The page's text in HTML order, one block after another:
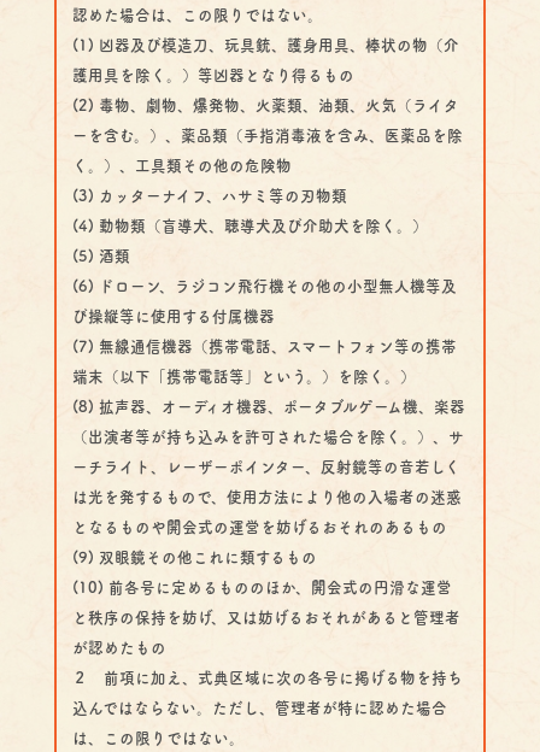
認めた場合は、この限りではない。
(1) 凶器及び模造刀、玩具銃、護身用具、棒状の物（介
護用具を除く。）等凶器となり得るもの
(2) 毒物、劇物、爆発物、火薬類、油類、火気（ライタ
ーを含む。）、薬品類（手指消毒液を含み、医薬品を除
く。）、工具類その他の危険物
(3) カッターナイフ、ハサミ等の刃物類
(4) 動物類（盲導犬、聴導犬及び介助犬を除く。）
(5) 酒類
(6) ドローン、ラジコン飛行機その他の小型無人機等及
び操縦等に使用する付属機器
(7) 無線通信機器（携帯電話、スマートフォン等の携帯
端末（以下「携帯電話等」という。）を除く。）
(8) 拡声器、オーディオ機器、ポータブルゲーム機、楽器
（出演者等が持ち込みを許可された場合を除く。）、サ
ーチライト、レーザーポインター、反射鏡等の音若しく
は光を発するもので、使用方法により他の入場者の迷惑
となるものや開会式の運営を妨げるおそれのあるもの
(9) 双眼鏡その他これに類するもの
(10) 前各号に定めるもののほか、開会式の円滑な運営
と秩序の保持を妨げ、又は妨げるおそれがあると管理者
が認めたもの
２ 前項に加え、式典区域に次の各号に掲げる物を持ち
込んではならない。ただし、管理者が特に認めた場合
は、この限りではない。